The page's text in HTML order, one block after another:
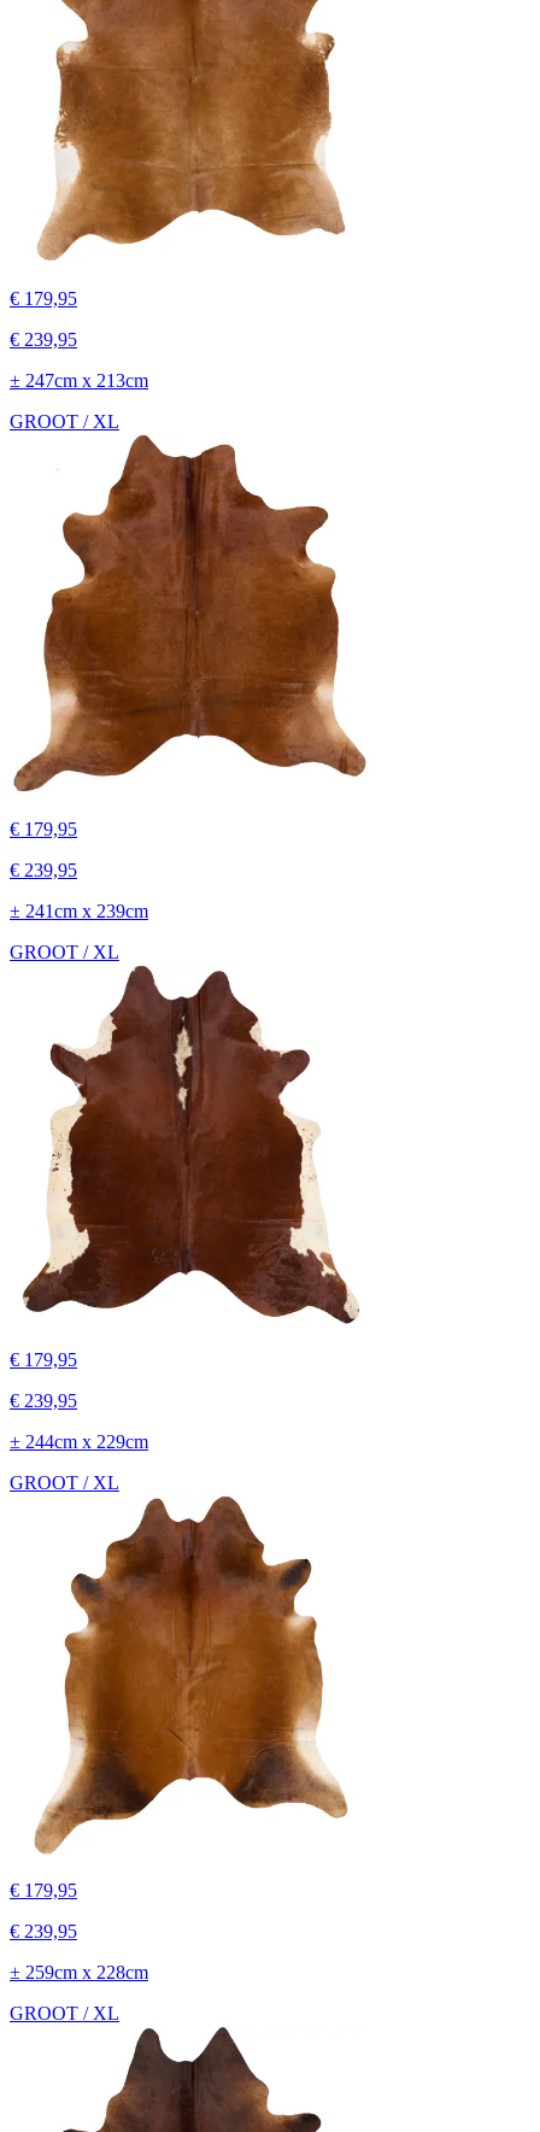
€ 179,95
€ 239,95
± 247cm x 213cm
GROOT / XL
€ 179,95
€ 239,95
± 241cm x 239cm
GROOT / XL
€ 179,95
€ 239,95
± 244cm x 229cm
GROOT / XL
€ 179,95
€ 239,95
± 259cm x 228cm
GROOT / XL